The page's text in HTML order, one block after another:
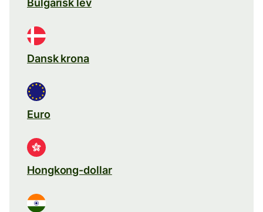
Bulgarisk lev
Dansk krona
Euro
Hongkong-dollar